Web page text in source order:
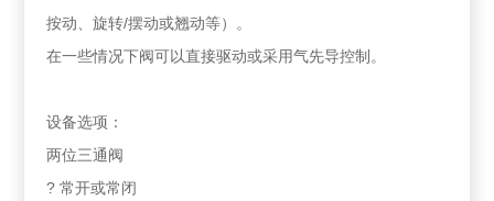
按动、旋转/摆动或翘动等）。
在一些情况下阀可以直接驱动或采用气先导控制。
设备选项：
两位三通阀
? 常开或常闭